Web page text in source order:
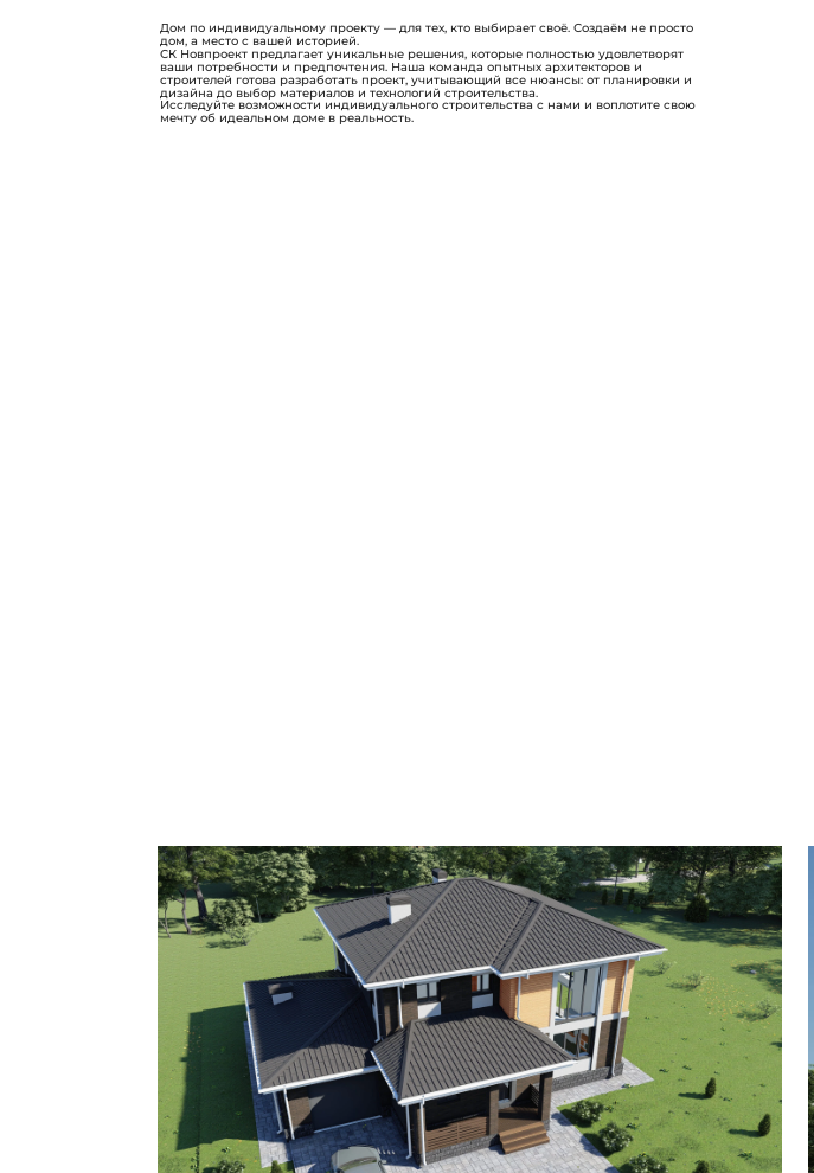
Дом по индивидуальному проекту — для тех, кто выбирает своё. Создаём не просто
дом, а место с вашей историей.
СК Новпроект предлагает уникальные решения, которые полностью удовлетворят
ваши потребности и предпочтения. Наша команда опытных архитекторов и
строителей готова разработать проект, учитывающий все нюансы: от планировки и
дизайна до выбор материалов и технологий строительства.
Исследуйте возможности индивидуального строительства с нами и воплотите свою
мечту об идеальном доме в реальность.